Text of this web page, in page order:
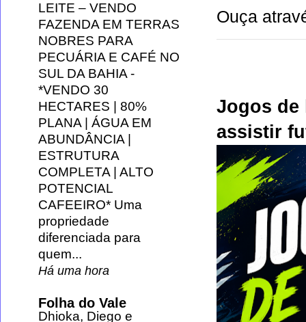
Ouça
Jogos de
assistir
LEITE – VENDO
FAZENDA EM TERRAS
NOBRES PARA
PECUÁRIA E CAFÉ NO
SUL DA BAHIA-
*VENDO 30
HECTARES | 80%
PLANA | ÁGUA EM
ABUNDÂNCIA |
ESTRUTURA
COMPLETA | ALTO
POTENCIAL
CAFEEIRO* Uma
propriedade
diferenciada para
quem...
Há uma hora
Folha do Vale
Dhioka, Diego e